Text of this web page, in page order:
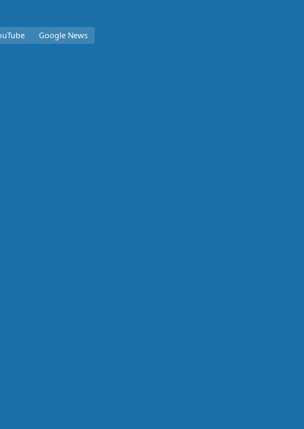
Google News